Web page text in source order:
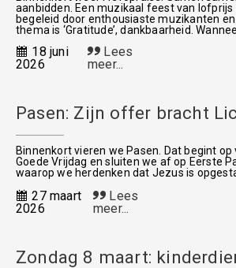
aanbidden. Een muzikaal feest van lofprijs
begeleid door enthousiaste muzikanten
thema is ‘Gratitude’, dankbaarheid.
18 juni
2026
Lees
meer...
Pasen: Zijn offer bracht
Binnenkort vieren we Pasen. Dat begint
Goede Vrijdag en sluiten we af op Eerste
waarop we herdenken dat Jezus is
27 maart
2026
Lees
meer...
Zondag 8 maart: